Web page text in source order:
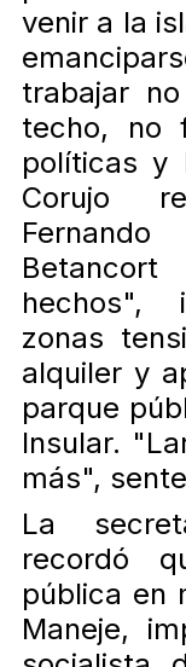
venir a la
trabajar
techo, no
políticas y
Corujo
hechos",
zonas
alquiler y
parque
Insular.
más",
La
recordó
pública en
Maneje,